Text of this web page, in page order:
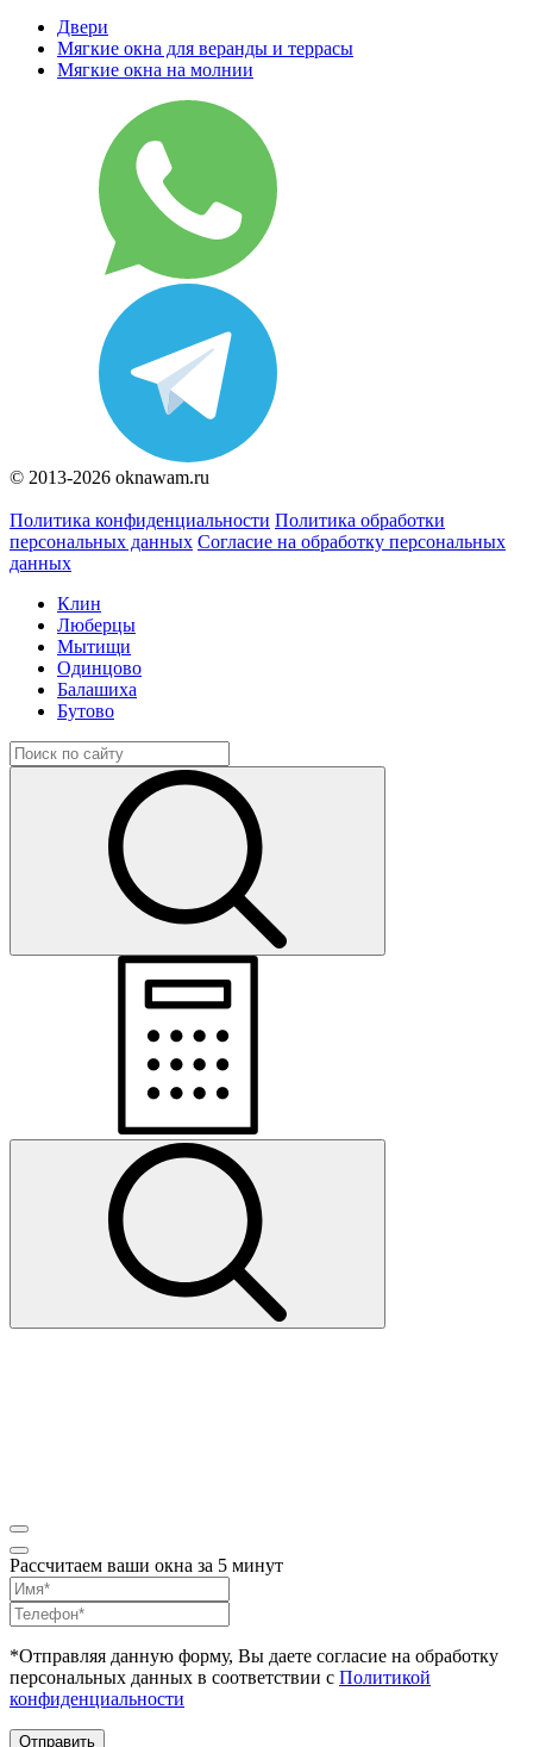
Двери
Мягкие окна для веранды и террасы
Мягкие окна на молнии
© 2013-2026 oknawam.ru
Политика конфиденциальности Политика обработки
персональных данных Согласие на обработку персональных
данных
Клин
Люберцы
Мытищи
Одинцово
Балашиха
Бутово
Рассчитаем ваши окна за 5 минут
*Отправляя данную форму, Вы даете согласие на обработку
персональных данных в соответствии с Политикой
конфиденциальности